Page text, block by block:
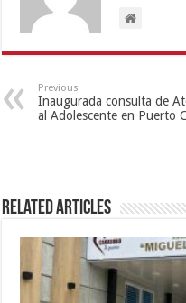
Previous
Inaugurada consulta de
al Adolescente en Puerto
Related Articles